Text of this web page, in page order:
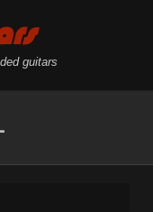
guitars